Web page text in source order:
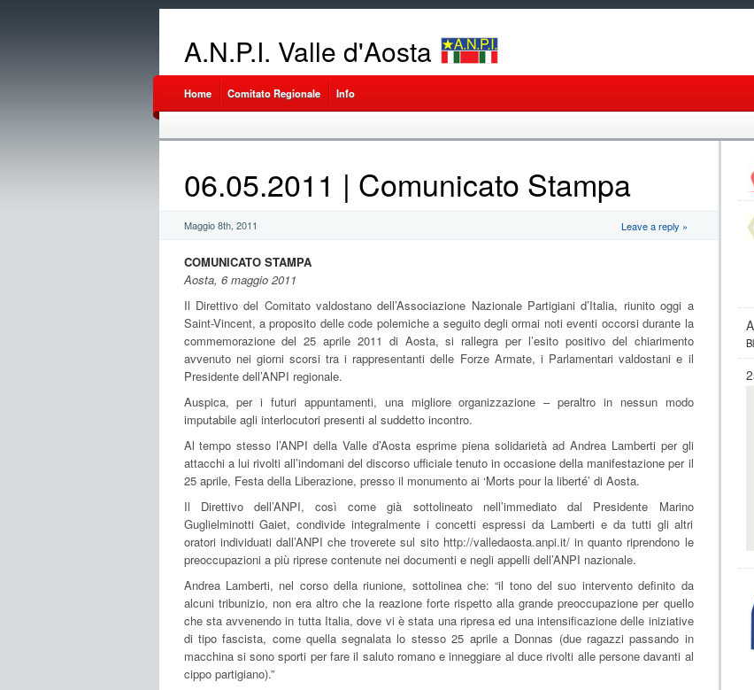
A.N.P.I. Valle d'Aosta
Home Comitato Regionale Info
06.05.2011 | Comunicato Stampa
Maggio 8th, 2011 Leave a reply »
COMUNICATO STAMPA
Aosta, 6 maggio 2011
Il Direttivo del Comitato valdostano dell’Associazione Nazionale Partigiani d’Italia, riunito oggi a
Saint-Vincent, a proposito delle code polemiche a seguito degli ormai noti eventi occorsi durante la
commemorazione del 25 aprile 2011 di Aosta, si rallegra per l’esito positivo del chiarimento
avvenuto nei giorni scorsi tra i rappresentanti delle Forze Armate, i Parlamentari valdostani e il
Presidente dell’ANPI regionale.
Auspica, per i futuri appuntamenti, una migliore organizzazione – peraltro in nessun modo
imputabile agli interlocutori presenti al suddetto incontro.
Al tempo stesso l’ANPI della Valle d’Aosta esprime piena solidarietà ad Andrea Lamberti per gli
attacchi a lui rivolti all’indomani del discorso ufficiale tenuto in occasione della manifestazione per il
25 aprile, Festa della Liberazione, presso il monumento ai ‘Morts pour la liberté’ di Aosta.
Il Direttivo dell’ANPI, così come già sottolineato nell’immediato dal Presidente Marino
Guglielminotti Gaiet, condivide integralmente i concetti espressi da Lamberti e da tutti gli altri
oratori individuati dall’ANPI che troverete sul sito http://valledaosta.anpi.it/ in quanto riprendono le
preoccupazioni a più riprese contenute nei documenti e negli appelli dell’ANPI nazionale.
Andrea Lamberti, nel corso della riunione, sottolinea che: “il tono del suo intervento definito da
alcuni tribunizio, non era altro che la reazione forte rispetto alla grande preoccupazione per quello
che sta avvenendo in tutta Italia, dove vi è stata una ripresa ed una intensificazione delle iniziative
di tipo fascista, come quella segnalata lo stesso 25 aprile a Donnas (due ragazzi passando in
macchina si sono sporti per fare il saluto romano e inneggiare al duce rivolti alle persone davanti al
cippo partigiano).”